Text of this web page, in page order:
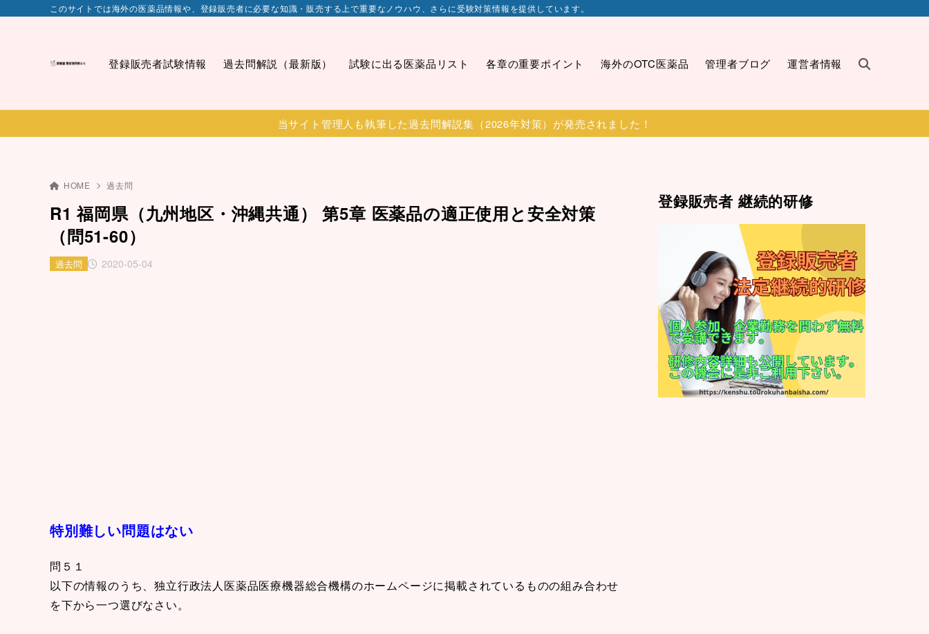
このサイトでは海外の医薬品情報や、登録販売者に必要な知識・販売する上で重要なノウハウ、さらに受験対策情報を提供しています。
登録販売者試験情報 過去問解説（最新版） 試験に出る医薬品リスト 各章の重要ポイント 海外のOTC医薬品 管理者ブログ 運営者情報
当サイト管理人も執筆した過去問解説集（2026年対策）が発売されました！
HOME 過去問
R1 福岡県（九州地区・沖縄共通） 第5章 医薬品の適正使用と安全対策
（問51-60）
2020-05-04
過去問
特別難しい問題はない
問５１
以下の情報のうち、独立行政法人医薬品医療機器総合機構のホームページに掲載されているものの組み合わせ
を下から一つ選びなさい。
登録販売者 継続的研修